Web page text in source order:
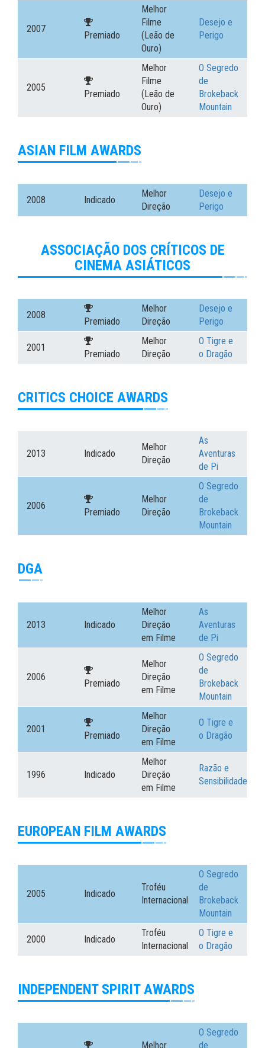
2007
Premiado
Melhor
Filme
(Leão de
Ouro)
Desejo e
Perigo
2005
Premiado
Melhor
Filme
(Leão de
Ouro)
O Segredo
de
Brokeback
Mountain
ASIAN FILM AWARDS
2008 Indicado
Melhor
Direção
Desejo e
Perigo
ASSOCIAÇÃO DOS CRÍTICOS DE
CINEMA ASIÁTICOS
2008
Premiado
Melhor
Direção
Desejo e
Perigo
2001
Premiado
Melhor
Direção
O Tigre e
o Dragão
CRITICS CHOICE AWARDS
2013 Indicado
Melhor
Direção
As
Aventuras
de Pi
2006
Premiado
Melhor
Direção
O Segredo
de
Brokeback
Mountain
DGA
2013 Indicado
Melhor
Direção
em Filme
As
Aventuras
de Pi
2006
Premiado
Melhor
Direção
em Filme
O Segredo
de
Brokeback
Mountain
2001
Premiado
Melhor
Direção
em Filme
O Tigre e
o Dragão
1996 Indicado
Melhor
Direção
em Filme
Razão e
Sensibilidade
EUROPEAN FILM AWARDS
2005 Indicado
Troféu
Internacional
O Segredo
de
Brokeback
Mountain
2000 Indicado
Troféu
Internacional
O Tigre e
o Dragão
INDEPENDENT SPIRIT AWARDS
Melhor
O Segredo
de